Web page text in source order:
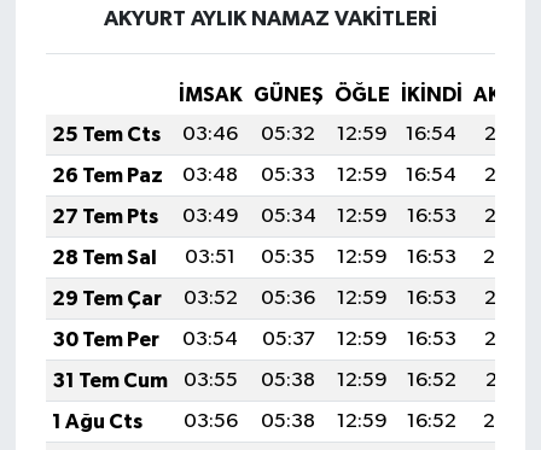
AKYURT AYLIK NAMAZ VAKITLERI
İMSAK GÜNEŞ ÖĞLE İKINDI
25 Tem Cts
03:46 05:32 12:59 16:54
20:16
26 Tem Paz
03:48 05:33 12:59 16:54
20:15
27 Tem Pts
03:49 05:34 12:59 16:53
20:15
28 Tem Sal
03:51 05:35 12:59 16:53
20:14
29 Tem Çar
03:52 05:36 12:59 16:53
20:13
30 Tem Per
03:54 05:37 12:59 16:53
20:12
31 Tem Cum
03:55 05:38 12:59 16:52
20:11
1 Ağu Cts
03:56 05:38 12:59 16:52
20:10